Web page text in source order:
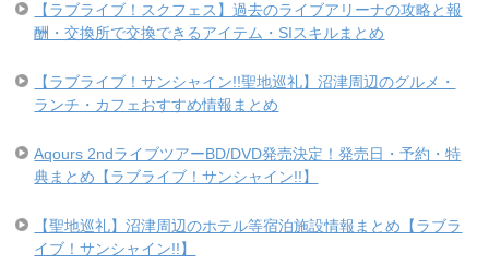
【ラブライブ！スクフェス】過去のライブアリーナの攻略と報
酬・交換所で交換できるアイテム・SIスキルまとめ
【ラブライブ！サンシャイン!!聖地巡礼】沼津周辺のグルメ・
ランチ・カフェおすすめ情報まとめ
Aqours 2ndライブツアーBD/DVD発売決定！発売日・予約・特
典まとめ【ラブライブ！サンシャイン!!】
【聖地巡礼】沼津周辺のホテル等宿泊施設情報まとめ【ラブラ
イブ！サンシャイン!!】